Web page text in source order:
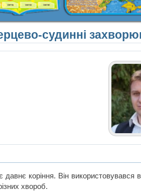
судинні
коріння. Він використовувався в
хвороб.